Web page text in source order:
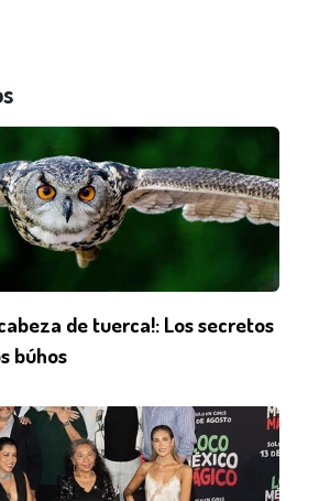
de tuerca!: Los secretos
búhos